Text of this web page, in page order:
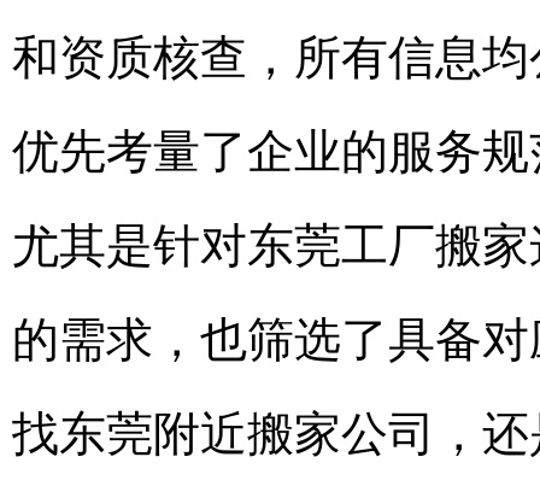
和资质核查，所有信息
优先考量了企业的服务
尤其是针对东莞工厂搬
的需求，也筛选了具备
找东莞附近搬家公司，